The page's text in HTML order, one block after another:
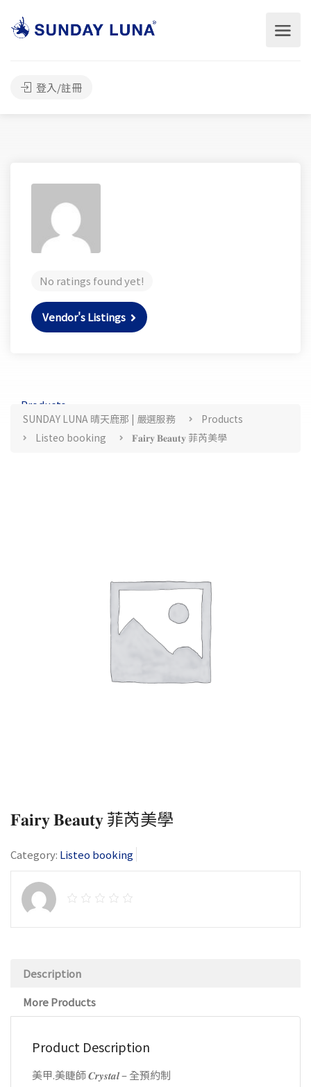
登入/註冊
No ratings found yet!
Vendor's Listings
Products
SUNDAY LUNA 晴天鹿那 | 嚴選服務
Products
Listeo booking
𝐅𝐚𝐢𝐫𝐲 𝐁𝐞𝐚𝐮𝐭𝐲 菲芮美學
𝐅𝐚𝐢𝐫𝐲 𝐁𝐞𝐚𝐮𝐭𝐲 菲芮美學
Category: Listeo booking
Description
More Products
Product Description
美甲.美睫師 𝑪𝒓𝒚𝒔𝒕𝒂𝒍 – 全預約制